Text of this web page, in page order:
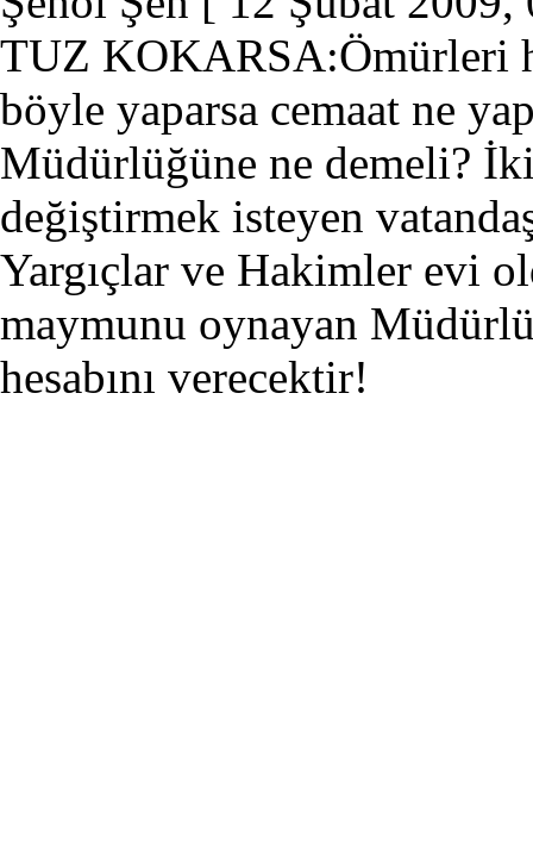
TUZ KOKARSA:Ömürleri
böyle yaparsa cemaat ne
Müdürlüğüne ne demeli?
değiştirmek isteyen
Yargıçlar ve Hakimler evi
maymunu oynayan
hesabını verecektir!